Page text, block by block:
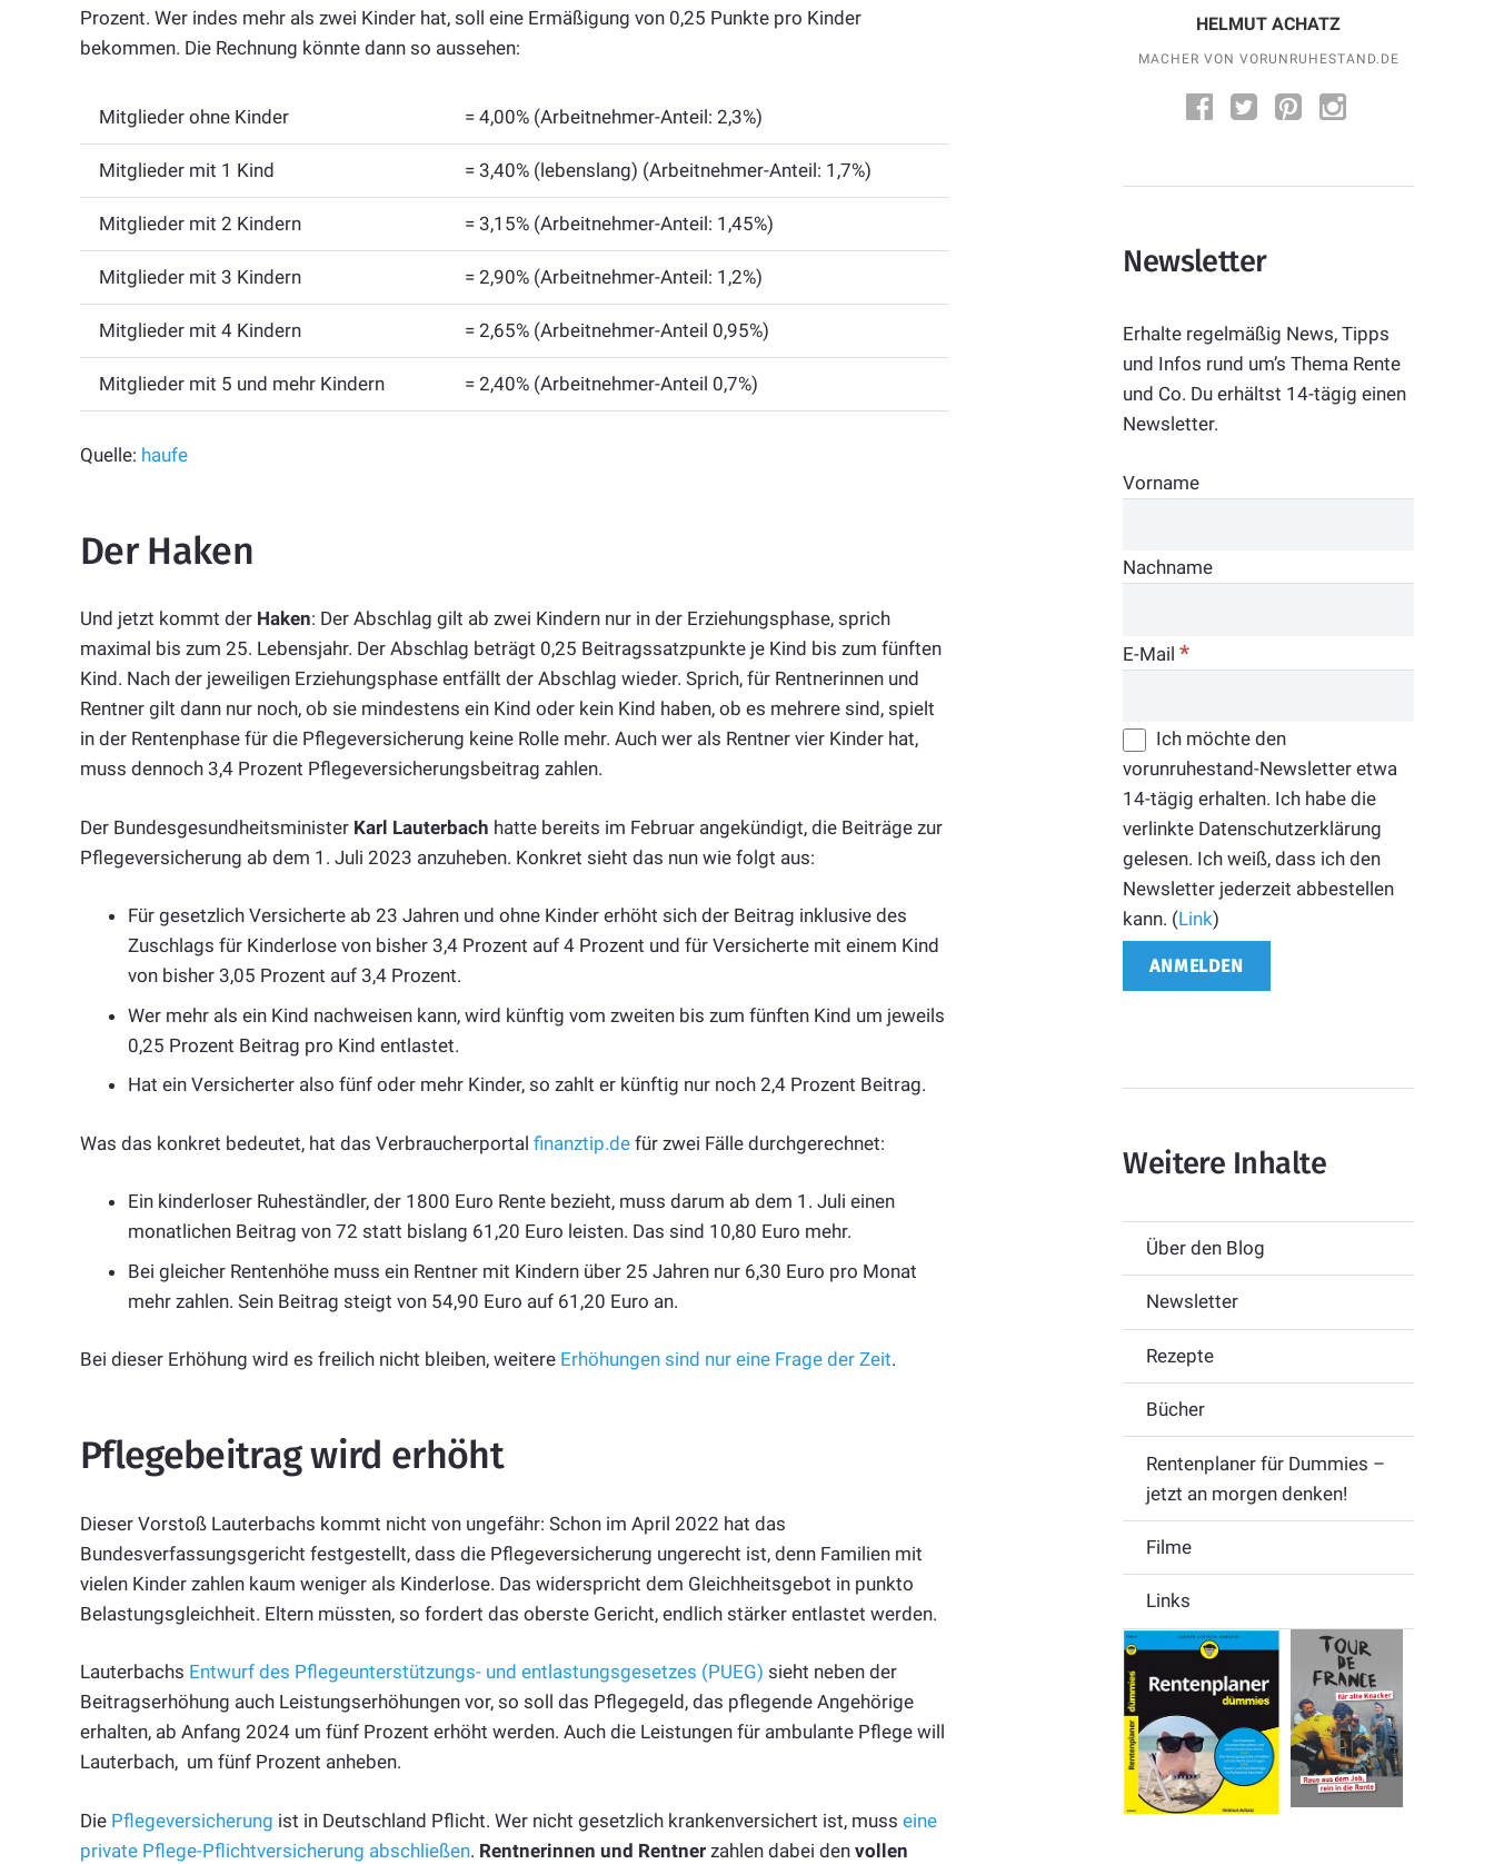
Prozent. Wer indes mehr als zwei Kinder hat, soll eine Ermäßigung von 0,25 Punkte pro Kinder
bekommen. Die Rechnung könnte dann so aussehen:
Mitglieder ohne Kinder = 4,00% (Arbeitnehmer-Anteil: 2,3%)
Mitglieder mit 1 Kind = 3,40% (lebenslang) (Arbeitnehmer-Anteil: 1,7%)
Mitglieder mit 2 Kindern = 3,15% (Arbeitnehmer-Anteil: 1,45%)
Mitglieder mit 3 Kindern = 2,90% (Arbeitnehmer-Anteil: 1,2%)
Mitglieder mit 4 Kindern = 2,65% (Arbeitnehmer-Anteil 0,95%)
Mitglieder mit 5 und mehr Kindern = 2,40% (Arbeitnehmer-Anteil 0,7%)
Quelle: haufe
Der Haken
Und jetzt kommt der Haken: Der Abschlag gilt ab zwei Kindern nur in der Erziehungsphase, sprich
maximal bis zum 25. Lebensjahr. Der Abschlag beträgt 0,25 Beitragssatzpunkte je Kind bis zum fünften
Kind. Nach der jeweiligen Erziehungsphase entfällt der Abschlag wieder. Sprich, für Rentnerinnen und
Rentner gilt dann nur noch, ob sie mindestens ein Kind oder kein Kind haben, ob es mehrere sind, spielt
in der Rentenphase für die Pflegeversicherung keine Rolle mehr. Auch wer als Rentner vier Kinder hat,
muss dennoch 3,4 Prozent Pflegeversicherungsbeitrag zahlen.
Der Bundesgesundheitsminister Karl Lauterbach hatte bereits im Februar angekündigt, die Beiträge zur
Pflegeversicherung ab dem 1. Juli 2023 anzuheben. Konkret sieht das nun wie folgt aus:
Für gesetzlich Versicherte ab 23 Jahren und ohne Kinder erhöht sich der Beitrag inklusive des
Zuschlags für Kinderlose von bisher 3,4 Prozent auf 4 Prozent und für Versicherte mit einem Kind
von bisher 3,05 Prozent auf 3,4 Prozent.
Wer mehr als ein Kind nachweisen kann, wird künftig vom zweiten bis zum fünften Kind um jeweils
0,25 Prozent Beitrag pro Kind entlastet.
Hat ein Versicherter also fünf oder mehr Kinder, so zahlt er künftig nur noch 2,4 Prozent Beitrag.
Was das konkret bedeutet, hat das Verbraucherportal finanztip.de für zwei Fälle durchgerechnet:
Ein kinderloser Ruheständler, der 1800 Euro Rente bezieht, muss darum ab dem 1. Juli einen
monatlichen Beitrag von 72 statt bislang 61,20 Euro leisten. Das sind 10,80 Euro mehr.
Bei gleicher Rentenhöhe muss ein Rentner mit Kindern über 25 Jahren nur 6,30 Euro pro Monat
mehr zahlen. Sein Beitrag steigt von 54,90 Euro auf 61,20 Euro an.
Bei dieser Erhöhung wird es freilich nicht bleiben, weitere Erhöhungen sind nur eine Frage der Zeit.
Pflegebeitrag wird erhöht
Dieser Vorstoß Lauterbachs kommt nicht von ungefähr: Schon im April 2022 hat das
Bundesverfassungsgericht festgestellt, dass die Pflegeversicherung ungerecht ist, denn Familien mit
vielen Kinder zahlen kaum weniger als Kinderlose. Das widerspricht dem Gleichheitsgebot in punkto
Belastungsgleichheit. Eltern müssten, so fordert das oberste Gericht, endlich stärker entlastet werden.
Lauterbachs Entwurf des Pflegeunterstützungs- und entlastungsgesetzes (PUEG) sieht neben der
Beitragserhöhung auch Leistungserhöhungen vor, so soll das Pflegegeld, das pflegende Angehörige
erhalten, ab Anfang 2024 um fünf Prozent erhöht werden. Auch die Leistungen für ambulante Pflege will
Lauterbach, um fünf Prozent anheben.
Die Pflegeversicherung ist in Deutschland Pflicht. Wer nicht gesetzlich krankenversichert ist, muss eine
private Pflege-Pflichtversicherung abschließen. Rentnerinnen und Rentner zahlen dabei den vollen
HELMUT ACHATZ
MACHER VON VORUNRUHESTAND.DE
Newsletter
Erhalte regelmäßig News, Tipps
und Infos rund um’s Thema Rente
und Co. Du erhältst 14-tägig einen
Newsletter.
Vorname
Nachname
E-Mail*
Ich möchte den
vorunruhestand-Newsletter etwa
14-tägig erhalten. Ich habe die
verlinkte Datenschutzerklärung
gelesen. Ich weiß, dass ich den
Newsletter jederzeit abbestellen
kann. (Link)
Weitere Inhalte
Über den Blog
Newsletter
Rezepte
Bücher
Rentenplaner für Dummies –
jetzt an morgen denken!
Filme
Links